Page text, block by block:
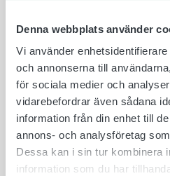
Denna webbplats använder
Vi använder
och annonserna till
för sociala medier och
vidarebefordrar även sådana
information från din enhet till
annons- och analysföretag
Dessa kan i sin tur kombinera
information som du har
ljusabsorberande och icke
akrylplast, speciellt
läsbarheten. Materialet
Delaktighet (MFD) krav
skyltar förhåller vi oss till
tillgänglighetsanpassning